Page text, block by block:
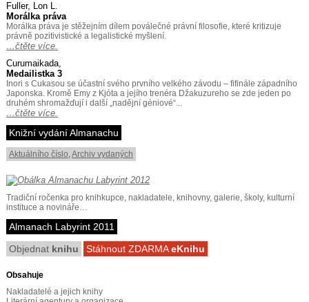
Fuller, Lon L.
Morálka práva
Morálka práva je stěžejním dílem poválečné právní filosofie, které kritizuje
právně pozitivistické a legalistické myšlení.
…čtěte více.
Curumaikada,
Medailistka 3
Inori s Cukasou se účastní svého prvního velkého závodu – fifinále západního
Japonska. Kromě Emy z Kjóta a jejího trenéra Džakuzureho se zde jeden po
druhém shromažďují i další „nadějní géniové“...
…čtěte více.
Knižní vydání Almanachu
Aktuálního číslo,Archiv vydaných
Tradiční ročenka pro knihkupce, nakladatele, knihovny, galerie, školy, kulturní
instituce a novináře…
Almanach Labyrint 2011
Objednat knihu Stáhnout ZDARMAeKnihu
Obsahuje
Nakladatelé a jejich knihy